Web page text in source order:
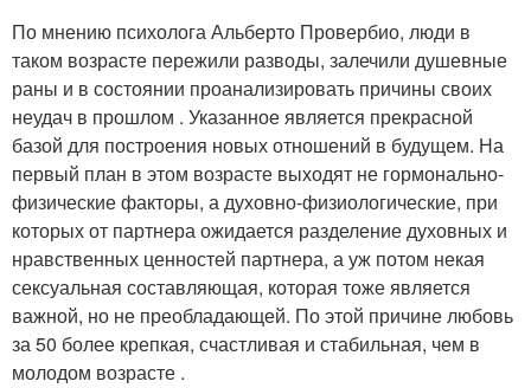
По мнению психолога Альберто Провербио, люди в
таком возрасте пережили разводы, залечили душевные
раны и в состоянии проанализировать причины своих
неудач в прошлом . Указанное является прекрасной
базой для построения новых отношений в будущем. На
первый план в этом возрасте выходят не гормонально-
физические факторы, а духовно-физиологические, при
которых от партнера ожидается разделение духовных и
нравственных ценностей партнера, а уж потом некая
сексуальная составляющая, которая тоже является
важной, но не преобладающей. По этой причине любовь
за 50 более крепкая, счастливая и стабильная, чем в
молодом возрасте .